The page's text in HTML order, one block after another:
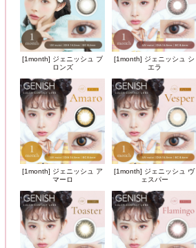
[1month] ジェニッシュ ブ
ロンズ
[1month] ジェニッシュ シ
エラ
[1month] ジェニッシュ ア
マーロ
[1month] ジェニッシュ ヴ
ェスパー